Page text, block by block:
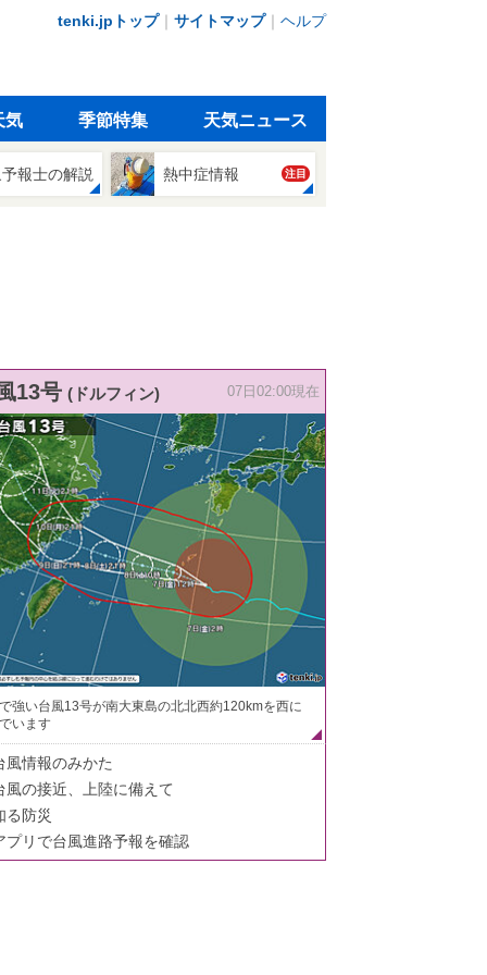
tenki.jpトップ｜ サイトマップ｜ ヘルプ
気 季節特集 天気ニュース
報士の解説 熱中症情報 注目
13号 (ドルフィン) 07日02:00現在
強い台風13号が南大東島の北北西約120kmを西に
います
風情報のみかた
風の接近、上陸に備えて
る防災
プリで台風進路予報を確認